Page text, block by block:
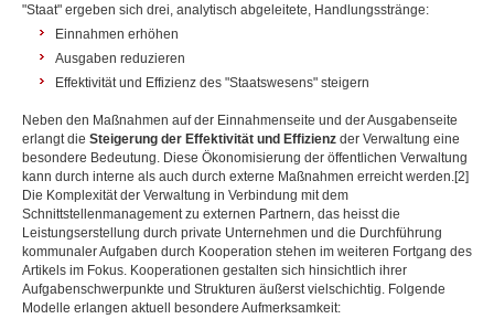
"Staat" ergeben sich drei, analytisch abgeleitete, Handlungsstränge:
Einnahmen erhöhen
Ausgaben reduzieren
Effektivität und Effizienz des "Staatswesens" steigern
Neben den Maßnahmen auf der Einnahmenseite und der Ausgabenseite
erlangt die Steigerung der Effektivität und Effizienz der Verwaltung eine
besondere Bedeutung. Diese Ökonomisierung der öffentlichen Verwaltung
kann durch interne als auch durch externe Maßnahmen erreicht werden.[2]
Die Komplexität der Verwaltung in Verbindung mit dem
Schnittstellenmanagement zu externen Partnern, das heisst die
Leistungserstellung durch private Unternehmen und die Durchführung
kommunaler Aufgaben durch Kooperation stehen im weiteren Fortgang des
Artikels im Fokus. Kooperationen gestalten sich hinsichtlich ihrer
Aufgabenschwerpunkte und Strukturen äußerst vielschichtig. Folgende
Modelle erlangen aktuell besondere Aufmerksamkeit: